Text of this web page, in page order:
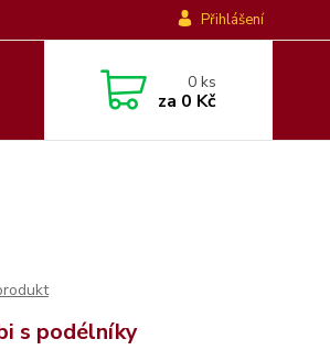
Přihlášení
0ks
za 0 Kč
s podélníky